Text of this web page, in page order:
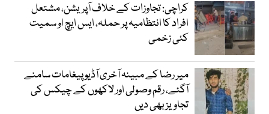
کراچی: تجاوزات کے خلاف آپریشن، مشتعل
افراد کا انتظامیہ پر حملہ، ایس ایچ او سمیت
کئی زخمی
میر رضا کے مبینہ آخری آڈیو پیغامات سامنے
آگئے، رقم وصولی اور لاکھوں کے چیکس کی
تجاویز بھی دیں